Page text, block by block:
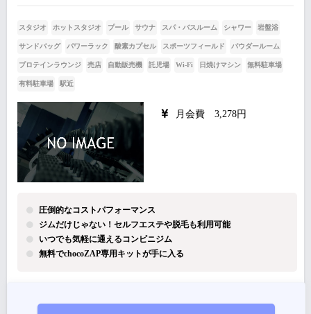
スタジオ ホットスタジオ プール サウナ スパ・バスルーム シャワー 岩盤浴
サンドバッグ パワーラック 酸素カプセル スポーツフィールド パウダールーム
プロテインラウンジ 売店 自動販売機 託児場 Wi-Fi 日焼けマシン 無料駐車場
有料駐車場 駅近
月会費 3,278円
圧倒的なコストパフォーマンス
ジムだけじゃない！セルフエステや脱毛も利用可能
いつでも気軽に通えるコンビニジム
無料でchocoZAP専用キットが手に入る